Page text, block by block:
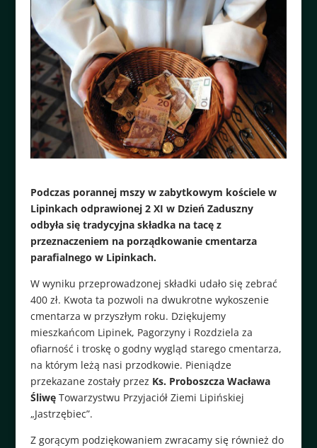
Podczas porannej mszy w zabytkowym kościele w
Lipinkach odprawionej 2 XI w Dzień Zaduszny
odbyła się tradycyjna składka na tacę z
przeznaczeniem na porządkowanie cmentarza
parafialnego w Lipinkach.
W wyniku przeprowadzonej składki udało się zebrać
400 zł. Kwota ta pozwoli na dwukrotne wykoszenie
cmentarza w przyszłym roku. Dziękujemy
mieszkańcom Lipinek, Pagorzyny i Rozdziela za
ofiarność i troskę o godny wygląd starego cmentarza,
na którym leżą nasi przodkowie. Pieniądze
przekazane zostały przez Ks. Proboszcza Wacława
ŚliwęTowarzystwu Przyjaciół Ziemi Lipińskiej
„Jastrzębiec”.
Z gorącym podziękowaniem zwracamy się również do